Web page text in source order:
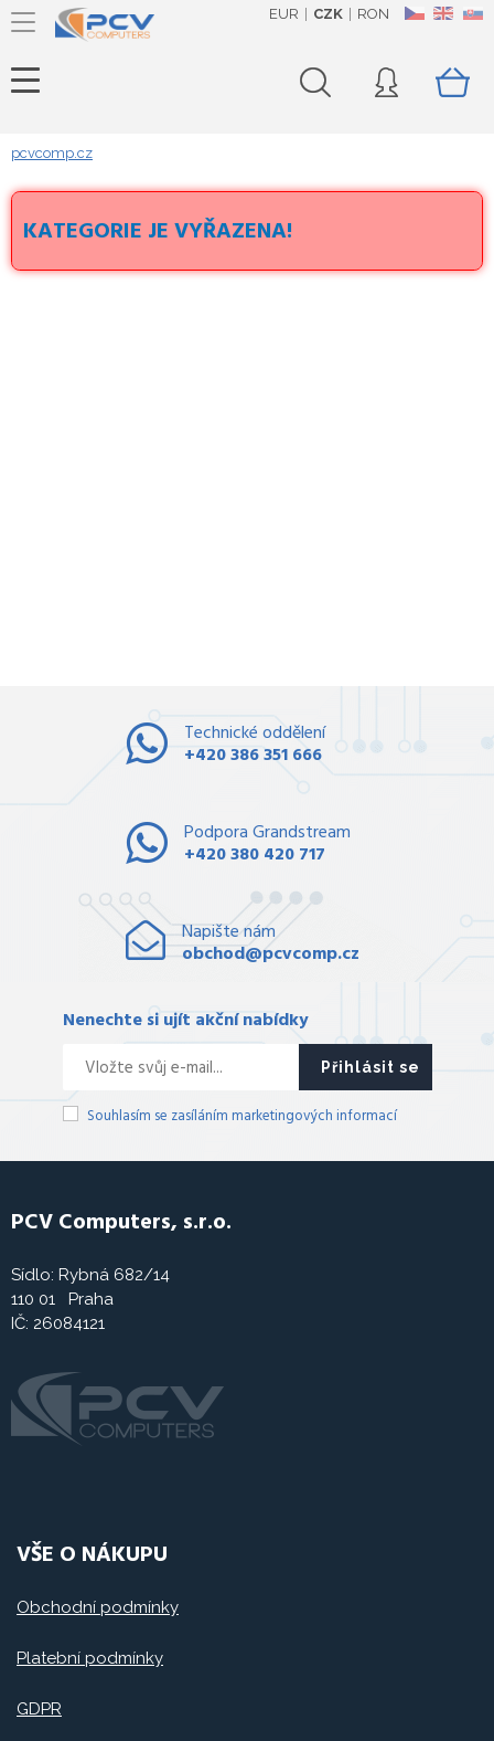
CZ EN SK
EUR CZK RON
pcvcomp.cz
KATEGORIE JE VYŘAZENA!
Technické oddělení
+420 386 351 666
Podpora Grandstream
+420 380 420 717
Napište nám
obchod@pcvcomp.cz
Nenechte si ujít akční nabídky
Přihlásit se
Souhlasím se zasíláním marketingových informací
PCV Computers, s.r.o.
Sídlo: Rybná 682/14
110 01 Praha
IČ: 26084121
VŠE O NÁKUPU
Obchodní podmínky
Platební podmínky
GDPR